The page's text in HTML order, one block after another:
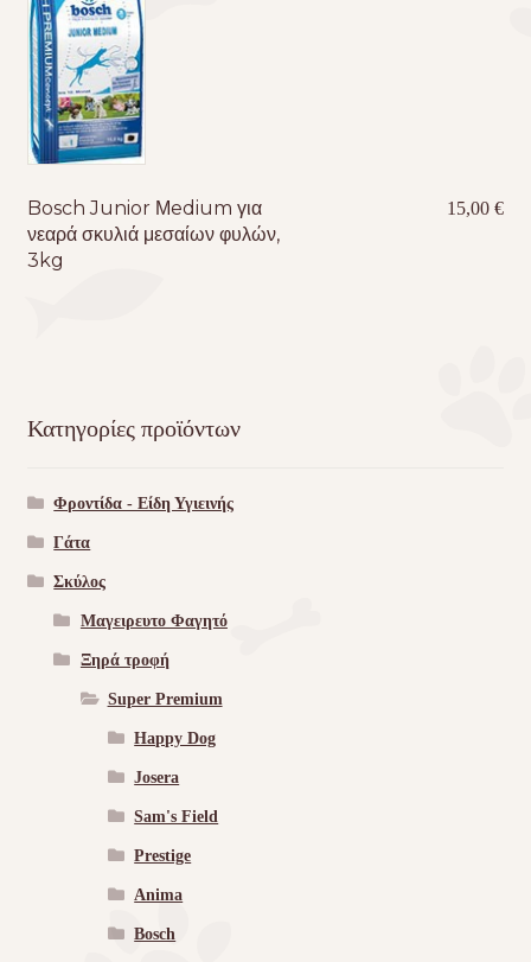
Bosch Junior Μedium για
νεαρά σκυλιά μεσαίων φυλών,
3kg
15,00€
Κατηγορίες προϊόντων
Φροντίδα - Είδη Υγιεινής
Γάτα
Σκύλος
Μαγειρευτο Φαγητό
Ξηρά τροφή
Super Premium
Happy Dog
Josera
Sam's Field
Prestige
Anima
Bosch